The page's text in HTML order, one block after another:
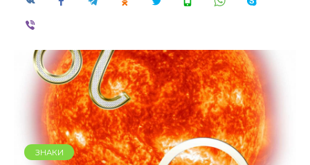
ЗНАКИ